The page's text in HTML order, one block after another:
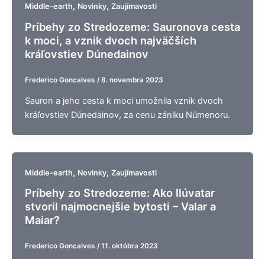
Middle-earth, Novinky, Zaujímavosti
Príbehy zo Stredozeme: Sauronova cesta
k moci, a vznik dvoch najväčších
kráľovstiev Dúnedainov
Frederico Goncalves / 8. novembra 2023
Sauron a jeho cesta k moci umožnila vznik dvoch
kráľovstiev Dúnedainov, za cenu zániku Númenoru.
Middle-earth, Novinky, Zaujímavosti
Príbehy zo Stredozeme: Ako Ilúvatar
stvoril najmocnejšie bytosti – Valar a
Maiar?
Frederico Goncalves / 11. októbra 2023